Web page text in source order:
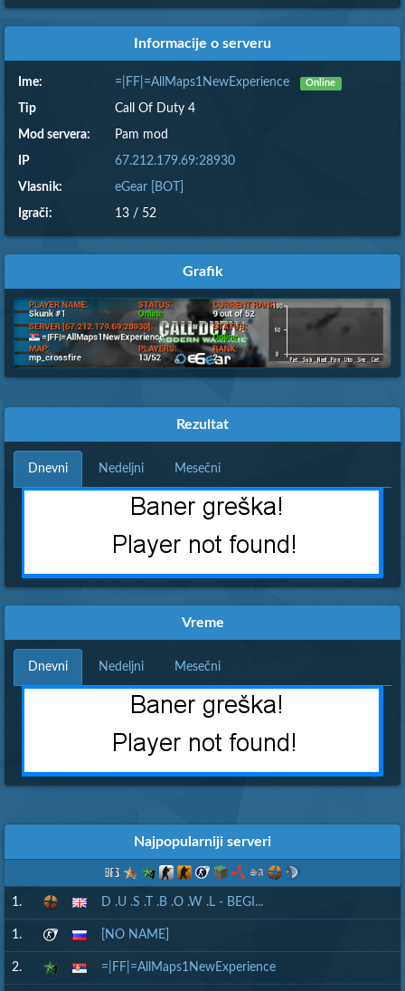
Informacije o serveru
Ime: =|FF|=AllMaps1NewExperience Online
Tip Call Of Duty 4
Mod servera: Pam mod
IP 67.212.179.69:28930
Vlasnik: eGear [BOT]
Igrači: 13 / 52
Grafik
Rezultat
Dnevni Nedeljni Mesečni
Vreme
Dnevni Nedeljni Mesečni
Najpopularniji serveri
1. D .U .S .T .B .O .W .L - BEGI...
1. [NO NAME]
2. =|FF|=AllMaps1NewExperience